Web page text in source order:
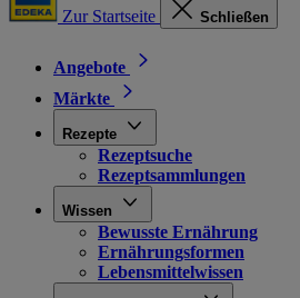
Zur Startseite Schließen
Angebote
Märkte
Rezepte
Rezeptsuche
Rezeptsammlungen
Wissen
Bewusste Ernährung
Ernährungsformen
Lebensmittelwissen